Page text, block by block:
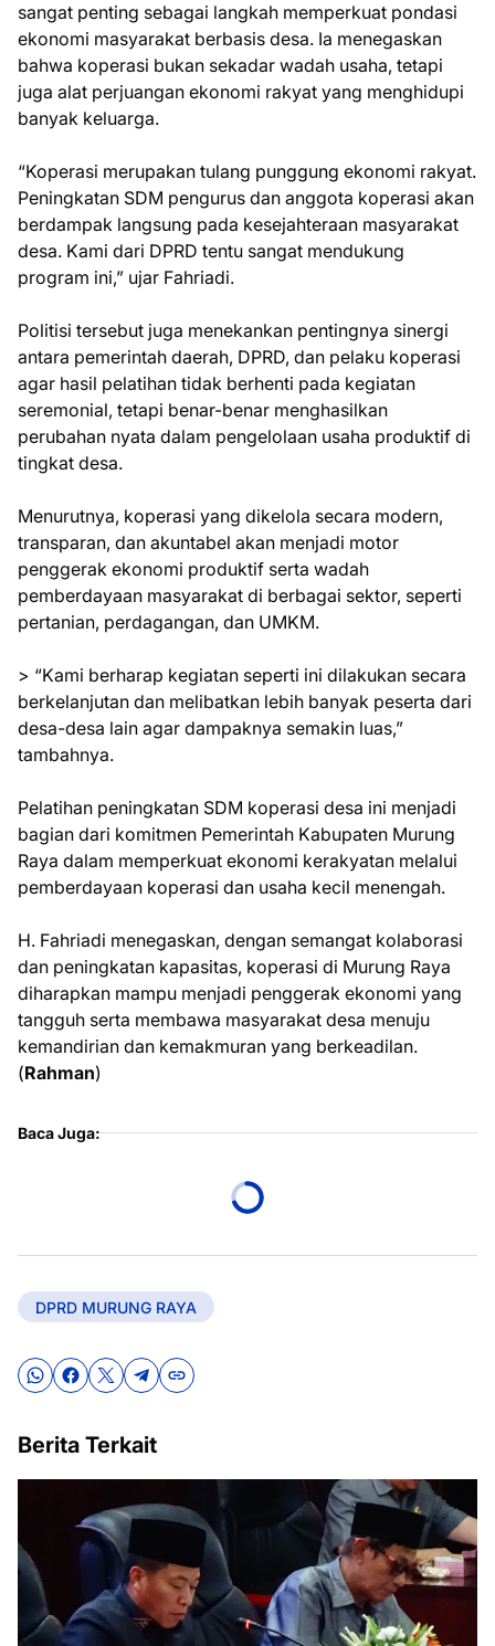
sangat penting sebagai langkah memperkuat pondasi
ekonomi masyarakat berbasis desa. Ia menegaskan
bahwa koperasi bukan sekadar wadah usaha, tetapi
juga alat perjuangan ekonomi rakyat yang menghidupi
banyak keluarga.
“Koperasi merupakan tulang punggung ekonomi rakyat.
Peningkatan SDM pengurus dan anggota koperasi akan
berdampak langsung pada kesejahteraan masyarakat
desa. Kami dari DPRD tentu sangat mendukung
program ini,” ujar Fahriadi.
Politisi tersebut juga menekankan pentingnya sinergi
antara pemerintah daerah, DPRD, dan pelaku koperasi
agar hasil pelatihan tidak berhenti pada kegiatan
seremonial, tetapi benar-benar menghasilkan
perubahan nyata dalam pengelolaan usaha produktif di
tingkat desa.
Menurutnya, koperasi yang dikelola secara modern,
transparan, dan akuntabel akan menjadi motor
penggerak ekonomi produktif serta wadah
pemberdayaan masyarakat di berbagai sektor, seperti
pertanian, perdagangan, dan UMKM.
> “Kami berharap kegiatan seperti ini dilakukan secara
berkelanjutan dan melibatkan lebih banyak peserta dari
desa-desa lain agar dampaknya semakin luas,”
tambahnya.
Pelatihan peningkatan SDM koperasi desa ini menjadi
bagian dari komitmen Pemerintah Kabupaten Murung
Raya dalam memperkuat ekonomi kerakyatan melalui
pemberdayaan koperasi dan usaha kecil menengah.
H. Fahriadi menegaskan, dengan semangat kolaborasi
dan peningkatan kapasitas, koperasi di Murung Raya
diharapkan mampu menjadi penggerak ekonomi yang
tangguh serta membawa masyarakat desa menuju
kemandirian dan kemakmuran yang berkeadilan.
(Rahman)
Baca Juga:
DPRD MURUNG RAYA
Berita Terkait